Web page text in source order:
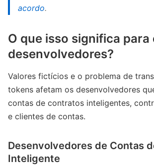
acordo.
O que isso significa para
desenvolvedores?
Valores fictícios e o problema de
tokens afetam os desenvolvedores
contas de contratos inteligentes,
e clientes de contas.
Desenvolvedores de Contas
Inteligente